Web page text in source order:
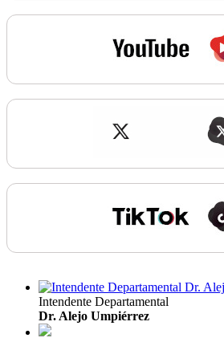
Intendente Departamental
Dr. Alejo Umpiérrez